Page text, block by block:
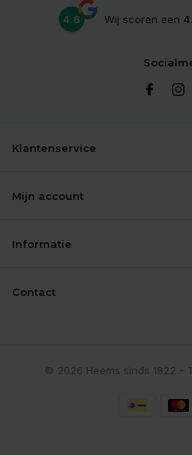
4.6 Wij scoren een
Klantenservice
Mijn account
Informatie
Contact
© 2026 Heems sinds 1822 -